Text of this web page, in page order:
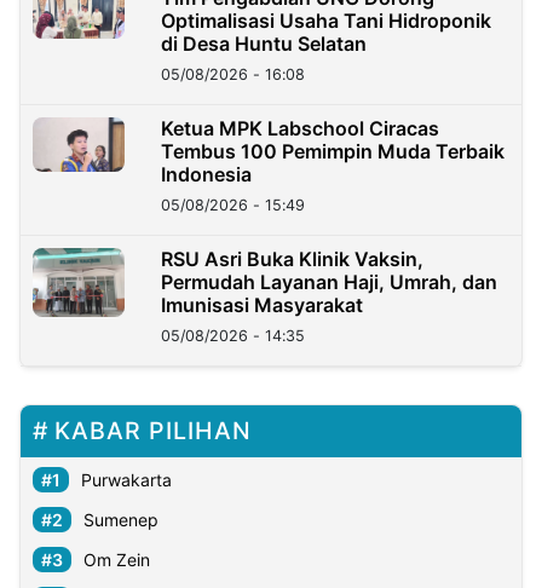
Optimalisasi Usaha Tani Hidroponik
di Desa Huntu Selatan
05/08/2026 - 16:08
Ketua MPK Labschool Ciracas
Tembus 100 Pemimpin Muda Terbaik
Indonesia
05/08/2026 - 15:49
RSU Asri Buka Klinik Vaksin,
Permudah Layanan Haji, Umrah, dan
Imunisasi Masyarakat
05/08/2026 - 14:35
KABAR PILIHAN
Purwakarta
Sumenep
Om Zein